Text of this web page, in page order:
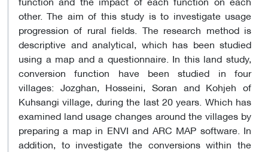
other. The aim of this study is to investigate usage
progression of rural fields. The research method is
descriptive and analytical, which has been studied
using a map and a questionnaire. In this land study,
conversion function have been studied in four
villages: Jozghan, Hosseini, Soran and Kohjeh of
Kuhsangi village, during the last 20 years. Which has
examined land usage changes around the villages by
preparing a map in ENVI and ARC MAP software. In
addition, to investigate the conversions within the